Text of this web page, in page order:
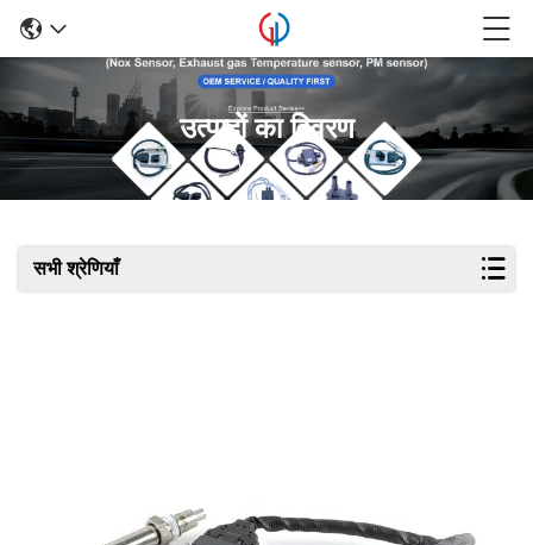
उत्पादों का विवरण
सभी श्रेणियाँ